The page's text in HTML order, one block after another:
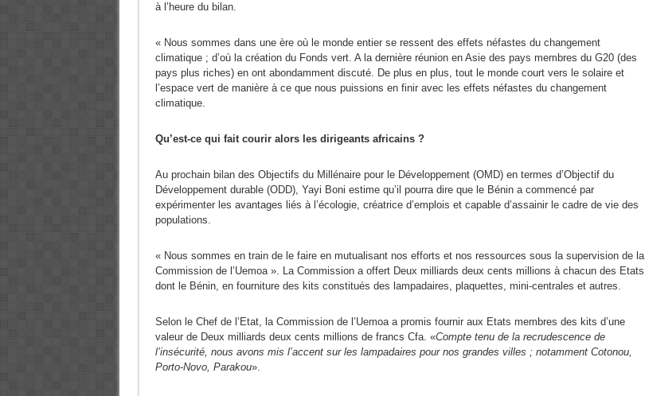
à l’heure du bilan.
« Nous sommes dans une ère où le monde entier se ressent des effets néfastes du changement
climatique ; d’où la création du Fonds vert. A la dernière réunion en Asie des pays membres du G20 (des
pays plus riches) en ont abondamment discuté. De plus en plus, tout le monde court vers le solaire et
l’espace vert de manière à ce que nous puissions en finir avec les effets néfastes du changement
climatique.
Qu’est-ce qui fait courir alors les dirigeants africains ?
Au prochain bilan des Objectifs du Millénaire pour le Développement (OMD) en termes d’Objectif du
Développement durable (ODD), Yayi Boni estime qu’il pourra dire que le Bénin a commencé par
expérimenter les avantages liés à l’écologie, créatrice d’emplois et capable d’assainir le cadre de vie des
populations.
« Nous sommes en train de le faire en mutualisant nos efforts et nos ressources sous la supervision de la
Commission de l’Uemoa ». La Commission a offert Deux milliards deux cents millions à chacun des Etats
dont le Bénin, en fourniture des kits constitués des lampadaires, plaquettes, mini-centrales et autres.
Selon le Chef de l’Etat, la Commission de l’Uemoa a promis fournir aux Etats membres des kits d’une
valeur de Deux milliards deux cents millions de francs Cfa. «Compte tenu de la recrudescence de
l’insécurité, nous avons mis l’accent sur les lampadaires pour nos grandes villes ; notamment Cotonou,
Porto-Novo, Parakou».